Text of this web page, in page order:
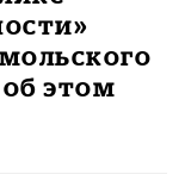
этом